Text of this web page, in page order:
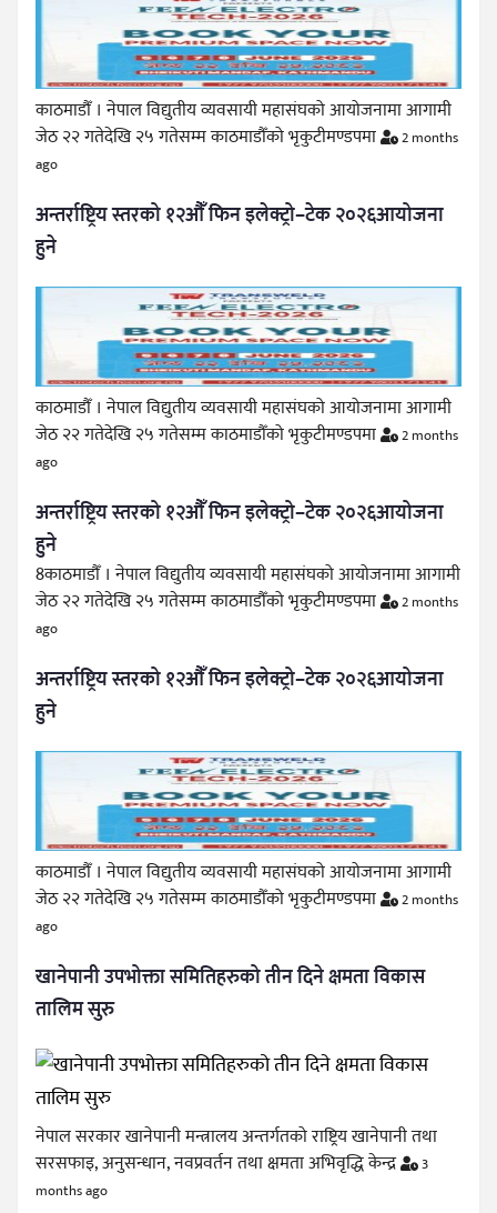
काठमाडौँ । नेपाल विद्युतीय व्यवसायी महासंघको आयोजनामा आगामी
जेठ २२ गतेदेखि २५ गतेसम्म काठमाडौँको भृकुटीमण्डपमा
2 months
ago
अन्तर्राष्ट्रिय स्तरको १२औँ फिन इलेक्ट्रो–टेक २०२६आयोजना
हुने
काठमाडौँ । नेपाल विद्युतीय व्यवसायी महासंघको आयोजनामा आगामी
जेठ २२ गतेदेखि २५ गतेसम्म काठमाडौँको भृकुटीमण्डपमा
2 months
ago
अन्तर्राष्ट्रिय स्तरको १२औँ फिन इलेक्ट्रो–टेक २०२६आयोजना
हुने
8काठमाडौँ । नेपाल विद्युतीय व्यवसायी महासंघको आयोजनामा आगामी
जेठ २२ गतेदेखि २५ गतेसम्म काठमाडौँको भृकुटीमण्डपमा
2 months
ago
अन्तर्राष्ट्रिय स्तरको १२औँ फिन इलेक्ट्रो–टेक २०२६आयोजना
हुने
काठमाडौँ । नेपाल विद्युतीय व्यवसायी महासंघको आयोजनामा आगामी
जेठ २२ गतेदेखि २५ गतेसम्म काठमाडौँको भृकुटीमण्डपमा
2 months
ago
खानेपानी उपभोक्ता समितिहरुको तीन दिने क्षमता विकास
तालिम सुरु
नेपाल सरकार खानेपानी मन्त्रालय अन्तर्गतको राष्ट्रिय खानेपानी तथा
सरसफाइ, अनुसन्धान, नवप्रवर्तन तथा क्षमता अभिवृद्धि केन्द्र
3
months ago